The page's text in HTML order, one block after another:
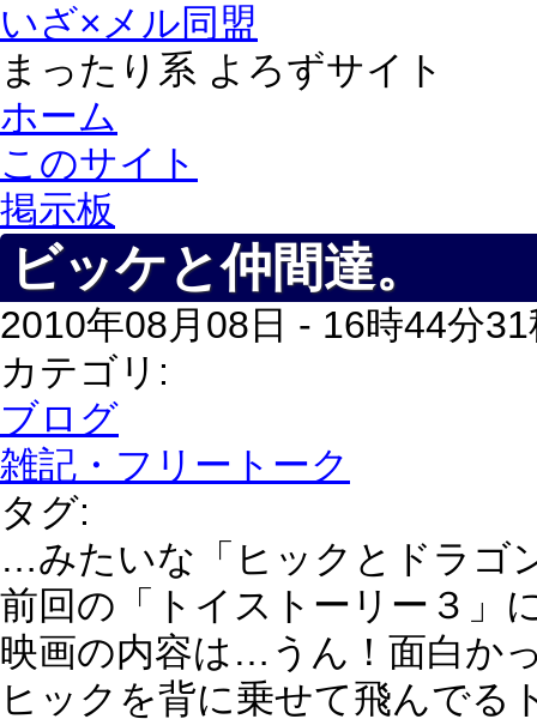
いざ×メル同盟
まったり系 よろずサイト
ホーム
このサイト
掲示板
ビッケと仲間達。
2010年08月08日 - 16時44分
カテゴリ:
ブログ
雑記・フリートーク
タグ:
…みたいな「ヒックとドラゴ
前回の「トイストーリー３」
映画の内容は…うん！面白か
ヒックを背に乗せて飛んでる